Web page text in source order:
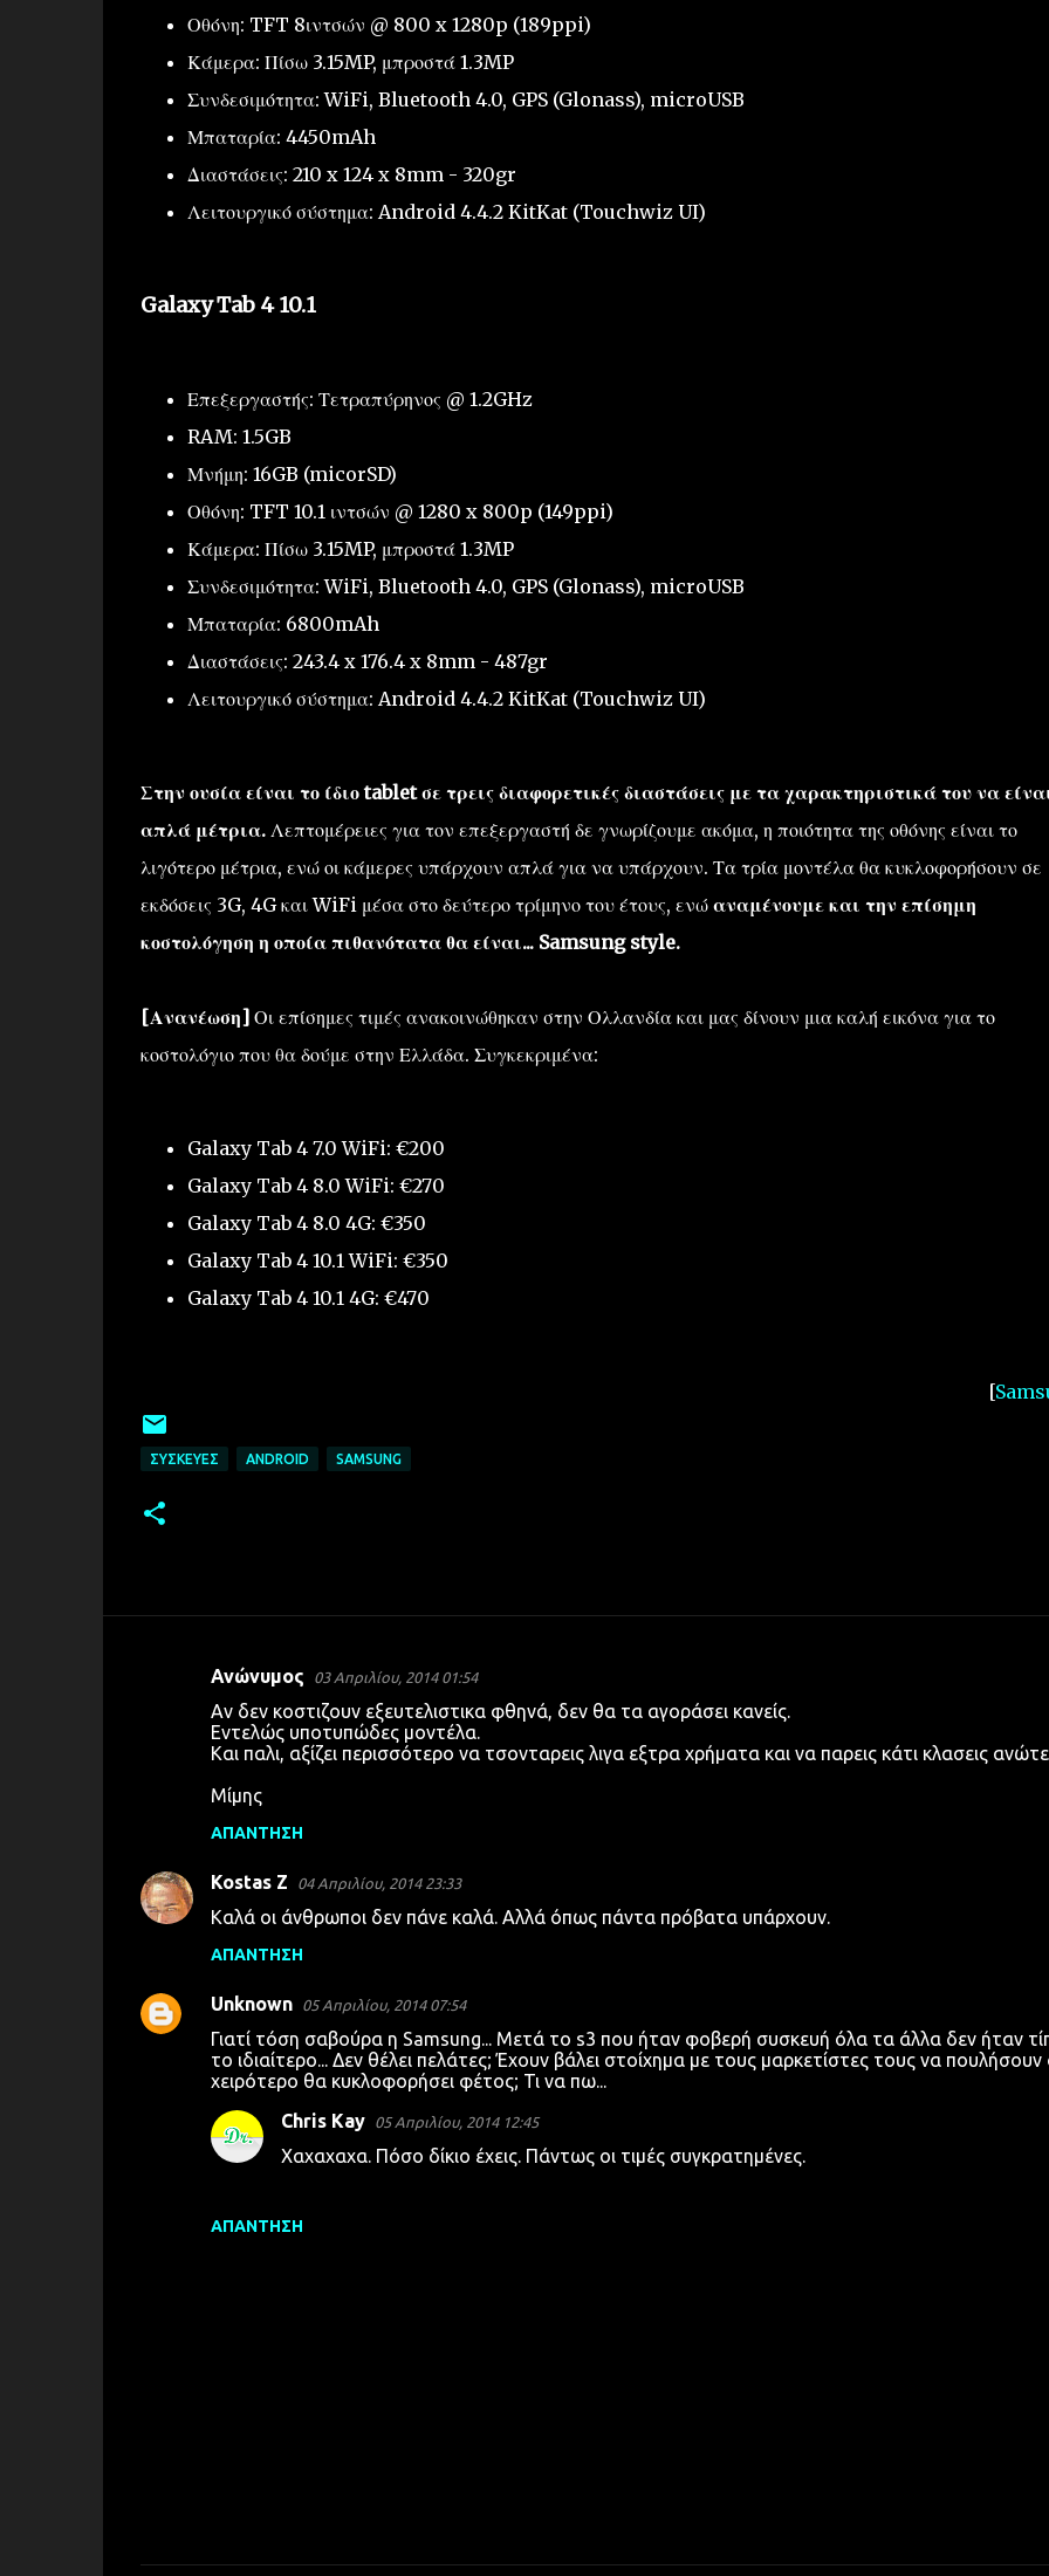
Οθόνη: TFT 8ιντσών @ 800 x 1280p (189ppi)
Κάμερα: Πίσω 3.15MP, μπροστά 1.3MP
Συνδεσιμότητα: WiFi, Bluetooth 4.0, GPS (Glonass), microUSB
Μπαταρία: 4450mAh
Διαστάσεις: 210 x 124 x 8mm - 320gr
Λειτουργικό σύστημα: Android 4.4.2 KitKat (Touchwiz UI)
Galaxy Tab 4 10.1
Επεξεργαστής: Τετραπύρηνος @ 1.2GHz
RAM: 1.5GB
Μνήμη: 16GB (micorSD)
Οθόνη: TFT 10.1 ιντσών @ 1280 x 800p (149ppi)
Κάμερα: Πίσω 3.15MP, μπροστά 1.3MP
Συνδεσιμότητα: WiFi, Bluetooth 4.0, GPS (Glonass), microUSB
Μπαταρία: 6800mAh
Διαστάσεις: 243.4 x 176.4 x 8mm - 487gr
Λειτουργικό σύστημα: Android 4.4.2 KitKat (Touchwiz UI)
Στην ουσία είναι το ίδιο tablet σε τρεις διαφορετικές διαστάσεις με τα χαρακτηριστικά του να
απλά μέτρια.Λεπτομέρειες για τον επεξεργαστή δε γνωρίζουμε ακόμα, η ποιότητα της οθόνης είναι το
λιγότερο μέτρια, ενώ οι κάμερες υπάρχουν απλά για να υπάρχουν. Τα τρία μοντέλα θα κυκλοφορήσουν σε
εκδόσεις 3G, 4G και WiFi μέσα στο δεύτερο τρίμηνο του έτους, ενώ αναμένουμε και την επίσημη
κοστολόγηση η οποία πιθανότατα θα είναι... Samsung style.
[Ανανέωση]Οι επίσημες τιμές ανακοινώθηκαν στην Ολλανδία και μας δίνουν μια καλή εικόνα για το
κοστολόγιο που θα δούμε στην Ελλάδα. Συγκεκριμένα:
Galaxy Tab 4 7.0 WiFi: €200
Galaxy Tab 4 8.0 WiFi: €270
Galaxy Tab 4 8.0 4G: €350
Galaxy Tab 4 10.1 WiFi: €350
Galaxy Tab 4 10.1 4G: €470
[
ΣΥΣΚΕΥΈΣ ANDROID SAMSUNG
Ανώνυμος 03 Απριλίου, 2014 01:54
Αν δεν κοστιζουν εξευτελιστικα φθηνά, δεν θα τα αγοράσει κανείς.
Εντελώς υποτυπώδες μοντέλα.
Και παλι, αξίζει περισσότερο να τσονταρεις λιγα εξτρα χρήματα και να παρεις κάτι κλασεις
Μίμης
ΑΠΆΝΤΗΣΗ
Kostas Z 04 Απριλίου, 2014 23:33
Καλά οι άνθρωποι δεν πάνε καλά. Αλλά όπως πάντα πρόβατα υπάρχουν.
ΑΠΆΝΤΗΣΗ
Unknown 05 Απριλίου, 2014 07:54
Γιατί τόση σαβούρα η Samsung... Μετά το s3 που ήταν φοβερή συσκευή όλα τα άλλα δεν ήταν
το ιδιαίτερο... Δεν θέλει πελάτες; Έχουν βάλει στοίχημα με τους μαρκετίστες τους να πουλήσουν
χειρότερο θα κυκλοφορήσει φέτος; Τι να πω...
ΑΠΆΝΤΗΣΗ
Chris Kay 05 Απριλίου, 2014 12:45
Χαχαχαχα. Πόσο δίκιο έχεις. Πάντως οι τιμές συγκρατημένες.